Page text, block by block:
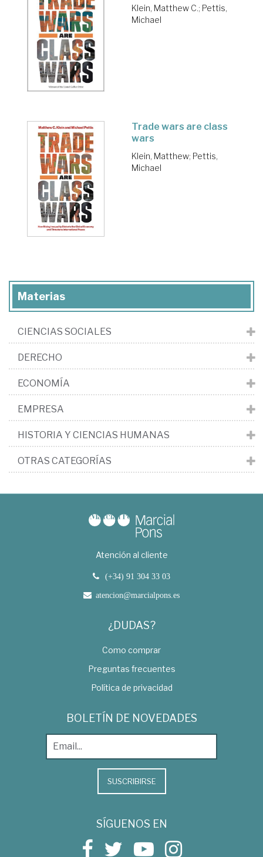
Klein, Matthew C.; Pettis,
Michael
Trade wars are class
wars
Klein, Matthew; Pettis,
Michael
Materias
CIENCIAS SOCIALES
DERECHO
ECONOMÍA
EMPRESA
HISTORIA Y CIENCIAS HUMANAS
OTRAS CATEGORÍAS
Atención al cliente
(+34) 91 304 33 03
atencion@marcialpons.es
¿DUDAS?
Como comprar
Preguntas frecuentes
Política de privacidad
BOLETÍN DE NOVEDADES
SUSCRIBIRSE
SÍGUENOS EN